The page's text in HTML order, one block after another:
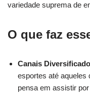
variedade suprema de
O que faz
Canais
esportes até aqueles
pensa em assistir